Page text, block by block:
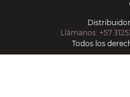
Llámanos: +57
Todos los